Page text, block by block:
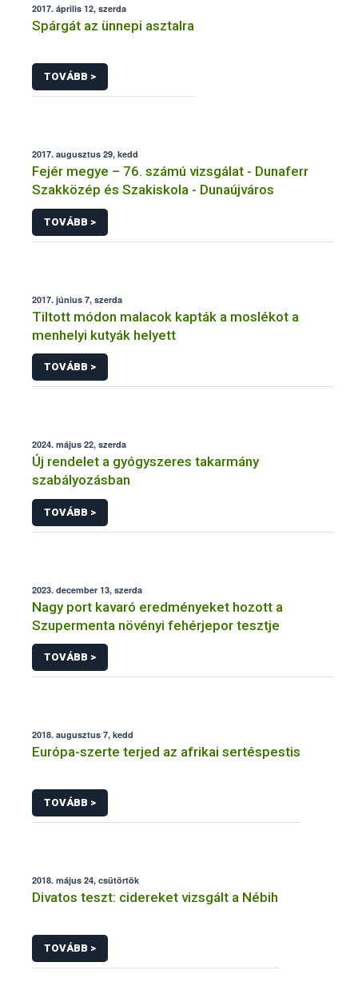
2017. április 12, szerda
Spárgát az ünnepi asztalra
TOVÁBB >
2017. augusztus 29, kedd
Fejér megye – 76. számú vizsgálat - Dunaferr
Szakközép és Szakiskola - Dunaújváros
TOVÁBB >
2017. június 7, szerda
Tiltott módon malacok kapták a moslékot a
menhelyi kutyák helyett
TOVÁBB >
2024. május 22, szerda
Új rendelet a gyógyszeres takarmány
szabályozásban
TOVÁBB >
2023. december 13, szerda
Nagy port kavaró eredményeket hozott a
Szupermenta növényi fehérjepor tesztje
TOVÁBB >
2018. augusztus 7, kedd
Európa-szerte terjed az afrikai sertéspestis
TOVÁBB >
2018. május 24, csütörtök
Divatos teszt: cidereket vizsgált a Nébih
TOVÁBB >